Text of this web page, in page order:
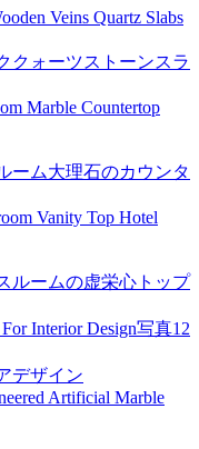
クォーツストーンスラ
ーム大理石のカウンタ
ルームの虚栄心トップ
写真12
デザイン